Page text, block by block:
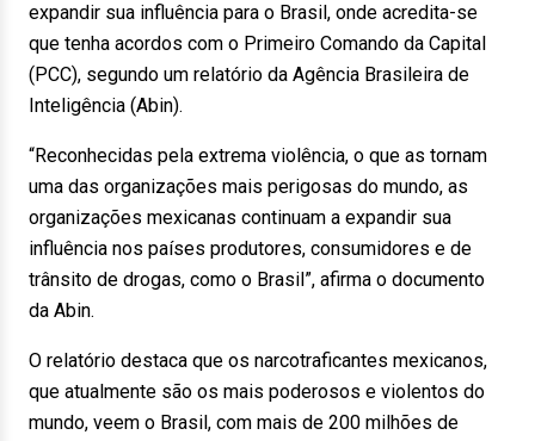
expandir sua influência para o Brasil, onde acredita-se
que tenha acordos com o Primeiro Comando da Capital
(PCC), segundo um relatório da Agência Brasileira de
Inteligência (Abin).
“Reconhecidas pela extrema violência, o que as tornam
uma das organizações mais perigosas do mundo, as
organizações mexicanas continuam a expandir sua
influência nos países produtores, consumidores e de
trânsito de drogas, como o Brasil”, afirma o documento
da Abin.
O relatório destaca que os narcotraficantes mexicanos,
que atualmente são os mais poderosos e violentos do
mundo, veem o Brasil, com mais de 200 milhões de